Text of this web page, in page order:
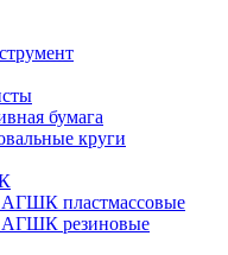
бумага
круги
АГШК пластмассовые
АГШК резиновые